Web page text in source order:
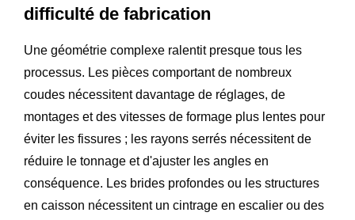
difficulté de fabrication
Une géométrie complexe ralentit presque tous les
processus. Les pièces comportant de nombreux
coudes nécessitent davantage de réglages, de
montages et des vitesses de formage plus lentes pour
éviter les fissures ; les rayons serrés nécessitent de
réduire le tonnage et d'ajuster les angles en
conséquence. Les brides profondes ou les structures
en caisson nécessitent un cintrage en escalier ou des